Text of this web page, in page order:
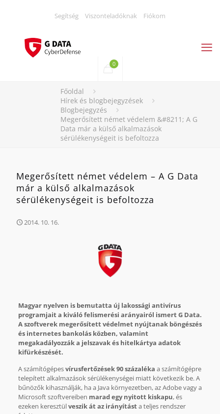
Segítség Viszonteladóknak Fiókom
0
Főoldal
Hírek és blogbejegyzések
Blogbejegyzés
Megerősített német védelem &#8211; A G
Data már a külső alkalmazások
sérülékenységeit is befoltozza
Megerősített német védelem – A G Data
már a külső alkalmazások
sérülékenységeit is befoltozza
2014. 10. 16.
Magyar nyelven is bemutatta új lakossági antivírus
programjait a kiváló felismerési arányairól ismert G Data.
A szoftverek megerősített védelmet nyújtanak böngészés
és internetes bankolás közben, valamint
megakadályozzák a jelszavak és hitelkártya adatok
kifürkészését.
A számítógépesvírusfertőzések 90 százaléka a számítógépre
telepített alkalmazások sérülékenységei miatt következik be. A
bűnözők kihasználják, ha a Java környezetben, az Adobe vagy a
Microsoft szoftvereiben marad egy nyitott kiskapu, és
ezeken keresztülveszik át az irányításta teljes rendszer